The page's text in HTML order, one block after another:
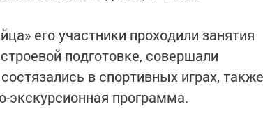
его участники проходили занятия
подготовке, совершали
в спортивных играх, также
экскурсионная программа.